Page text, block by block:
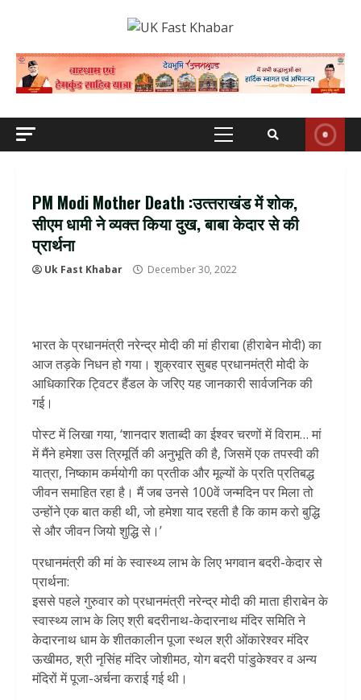
Primary
PM Modi Mother Death :उत्‍तराखंड में शोक,
सीएम धामी ने व्‍यक्‍त किया दुख, बाबा केदार से की
प्रार्थना
Uk Fast Khabar December 30, 2022
भारत के प्रधानमंत्री नरेन्‍द्र मोदी की मां हीराबा (हीराबेन मोदी) का
आज तड़के निधन हो गया। शुक्रवार सुबह प्रधानमंत्री मोदी के
आधिकारिक ट्विटर हैंडल के जरिए यह जानकारी सार्वजनिक की
गई।
पोस्ट में लिखा गया, ‘शानदार शताब्दी का ईश्वर चरणों में विराम… मां
में मैंने हमेशा उस त्रिमूर्ति की अनुभूति की है, जिसमें एक तपस्वी की
यात्रा, निष्काम कर्मयोगी का प्रतीक और मूल्यों के प्रति प्रतिबद्ध
जीवन समाहित रहा है। मैं जब उनसे 100वें जन्मदिन पर मिला तो
उन्होंने एक बात कही थी, जो हमेशा याद रहती है कि काम करो बुद्धि
से और जीवन जियो शुद्धि से।’
प्रधानमंत्री की मां के स्वास्थ्य लाभ के लिए भगवान बदरी-केदार से
प्रार्थना:
इससे पहले गुरुवार को प्रधानमंत्री नरेन्द्र मोदी की माता हीराबेन के
स्वास्थ्य लाभ के लिए श्री बदरीनाथ-केदारनाथ मंदिर समिति ने
केदारनाथ धाम के शीतकालीन पूजा स्थल श्री ओंकारेश्वर मंदिर
ऊखीमठ, श्री नृसिंह मंदिर जोशीमठ, योग बदरी पांडुकेश्वर व अन्य
मंदिरों में पूजा-अर्चना कराई गई थी।